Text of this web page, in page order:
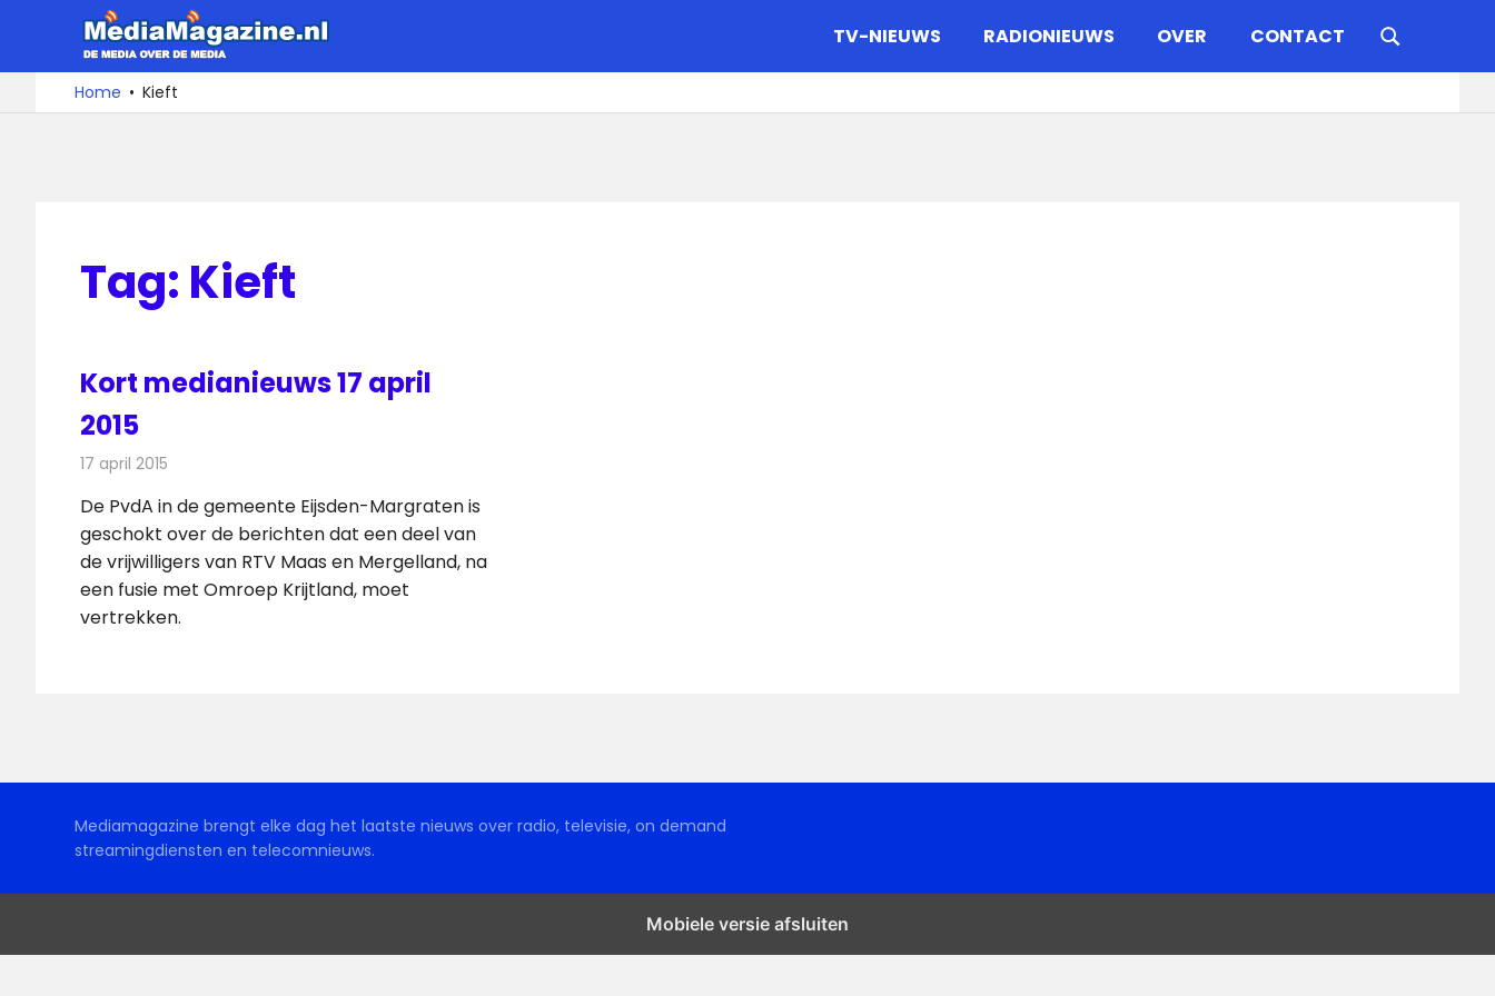
de
De
media
over
TV-NIEUWS RADIONIEUWS OVER CONTACT
Home Kieft
Tag: Kieft
Kort medianieuws 17 april
2015
17 april 2015
De PvdA in de gemeente Eijsden-Margraten is
geschokt over de berichten dat een deel van
de vrijwilligers van RTV Maas en Mergelland, na
een fusie met Omroep Krijtland, moet
vertrekken.
Mediamagazine brengt elke dag het laatste nieuws over radio, televisie, on demand
streamingdiensten en telecomnieuws.
Mobiele versie afsluiten